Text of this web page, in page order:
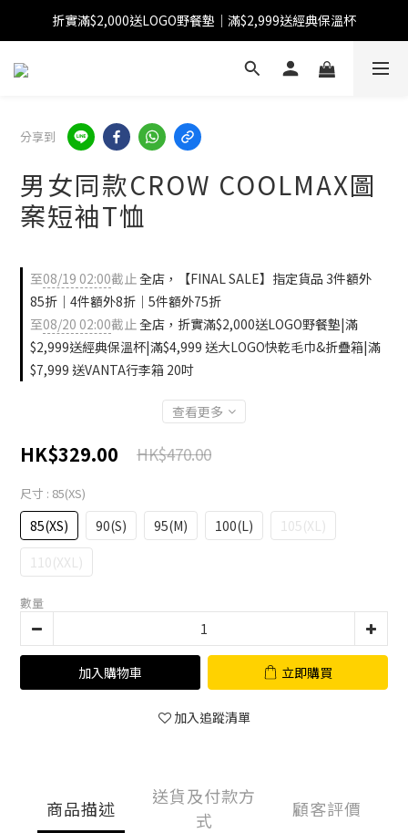
【FINAL SALE】指定商品低至38折
折實滿$2,000送LOGO野餐墊｜滿$2,999送經典保溫杯
【FINAL SALE】全單免運費
分享到
男女同款CROW COOLMAX圖
案短袖T恤
至08/19 02:00截止全店，【FINAL SALE】指定貨品 3件額外
85折｜4件額外8折｜5件額外75折
至08/20 02:00截止全店，折實滿$2,000送LOGO野餐墊|滿
$2,999送經典保溫杯|滿$4,999 送大LOGO快乾毛巾&折疊箱|滿
$7,999 送VANTA行李箱 20吋
查看更多
HK$329.00 HK$470.00
尺寸 : 85(XS)
85(XS) 90(S) 95(M) 100(L)
105(XL)
110(XXL)
數量
加入購物車 立即購買
加入追蹤清單
商品描述
送貨及付款方
式
顧客評價